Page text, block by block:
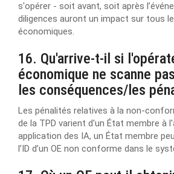
s'opérer - soit avant, soit après
diligences auront un impact sur tous
économiques.
16. Qu'arrive-t-il si
économique ne scanne
les conséquences/les
Les pénalités relatives à la non-
de la TPD varient d'un État membre à
application des IA, un État membre
l’ID d’un OE non conforme dans le